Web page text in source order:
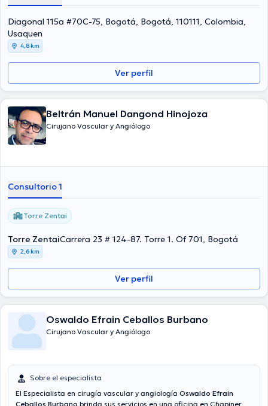
Diagonal 115a #70C-75, Bogotá, Bogotá, 110111, Colombia,
Usaquen
4,8 km
Ver perfil
Beltrán Manuel Dangond Hinojoza
Cirujano Vascular y Angiólogo
Consultorio 1
Torre Zentai
Torre ZentaiCarrera 23 # 124-87. Torre 1. Of 701, Bogotá
2,6 km
Ver perfil
Oswaldo Efrain Ceballos Burbano
Cirujano Vascular y Angiólogo
Sobre el especialista
El Especialista en cirugía vascular y angiología Oswaldo Efrain
Ceballos Burbano brinda sus servicios en una oficina en Chapinero.